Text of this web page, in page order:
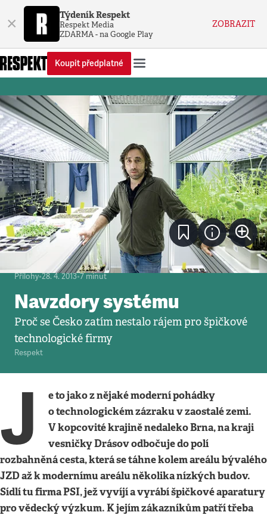
× Týdeník Respekt
Respekt Media
ZDARMA - na Google Play
ZOBRAZIT
Koupit předplatné
Přílohy•28. 4. 2013•7 minut
Navzdory systému
Proč se Česko zatím nestalo rájem pro špičkové
technologické firmy
Respekt
J
e to jako z nějaké moderní pohádky
o technologickém zázraku v zaostalé zemi.
V kopcovité krajině nedaleko Brna, na kraji
vesničky Drásov odbočuje do polí
rozbahněná cesta, která se táhne kolem areálu bývalého
JZD až k modernímu areálu několika nízkých budov.
Sídlí tu firma PSI, jež vyvíjí a vyrábí špičkové aparatury
pro vědecký výzkum. K jejím zákazníkům patří třeba